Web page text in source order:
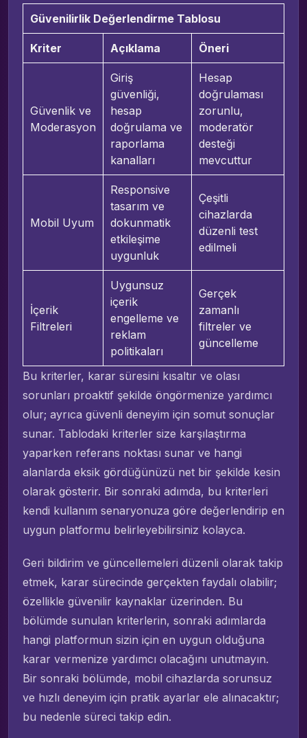
Güvenilirlik Değerlendirme Tablosu
Kriter Açıklama Öneri
Güvenlik ve
Moderasyon
Giriş
güvenliği,
hesap
doğrulama ve
raporlama
kanalları
Hesap
doğrulaması
zorunlu,
moderatör
desteği
mevcuttur
Mobil Uyum
Responsive
tasarım ve
dokunmatik
etkileşime
uygunluk
Çeşitli
cihazlarda
düzenli test
edilmeli
İçerik
Filtreleri
Uygunsuz
içerik
engelleme ve
reklam
politikaları
Gerçek
zamanlı
filtreler ve
güncelleme
Bu kriterler, karar süresini kısaltır ve olası
sorunları proaktif şekilde öngörmenize yardımcı
olur; ayrıca güvenli deneyim için somut sonuçlar
sunar. Tablodaki kriterler size karşılaştırma
yaparken referans noktası sunar ve hangi
alanlarda eksik gördüğünüzü net bir şekilde kesin
olarak gösterir. Bir sonraki adımda, bu kriterleri
kendi kullanım senaryonuza göre değerlendirip en
uygun platformu belirleyebilirsiniz kolayca.
Geri bildirim ve güncellemeleri düzenli olarak takip
etmek, karar sürecinde gerçekten faydalı olabilir;
özellikle güvenilir kaynaklar üzerinden. Bu
bölümde sunulan kriterlerin, sonraki adımlarda
hangi platformun sizin için en uygun olduğuna
karar vermenize yardımcı olacağını unutmayın.
Bir sonraki bölümde, mobil cihazlarda sorunsuz
ve hızlı deneyim için pratik ayarlar ele alınacaktır;
bu nedenle süreci takip edin.